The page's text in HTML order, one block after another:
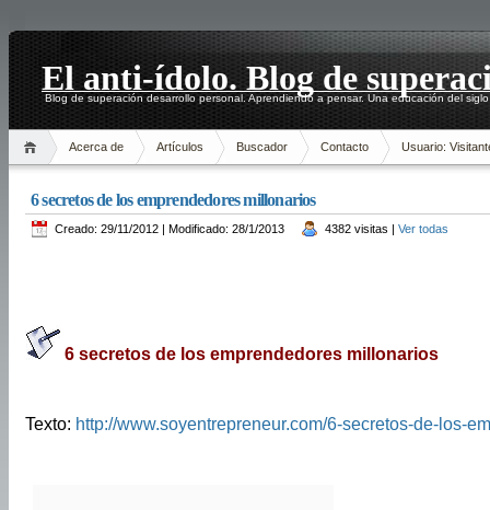
El anti-ídolo. Blog de
Blog de superación desarrollo personal. Aprendiendo a pensar. Una educación del
Acerca de Artículos Buscador Contacto Usuario:
6 secretos de los emprendedores millonarios
Creado: 29/11/2012 | Modificado: 28/1/2013 4382 visitas | Ver todas
6 secretos de los emprendedores millonarios
Texto: http://www.soyentrepreneur.com/6-secretos-de-los-